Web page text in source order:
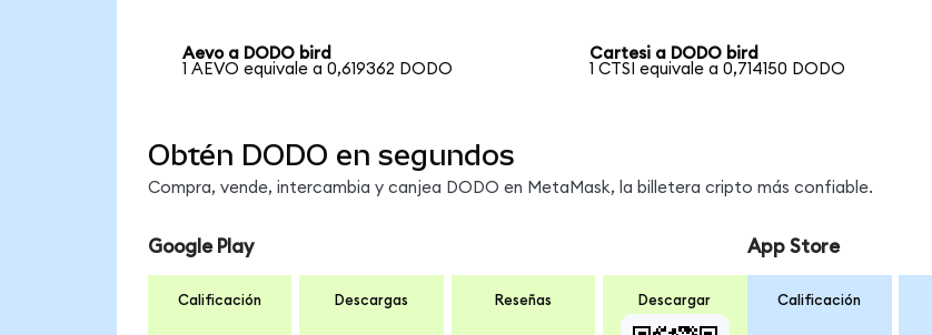
Aevo a DODO bird
1 AEVO equivale a 0,619362 DODO
Cartesi a DODO bird
1 CTSI equivale a 0,714150 DODO
Obtén DODO en segundos
Compra, vende, intercambia y canjea DODO en MetaMask, la billetera cripto más confiable.
Google Play
Calificación Descargas Reseñas Descargar
App Store
Calificación